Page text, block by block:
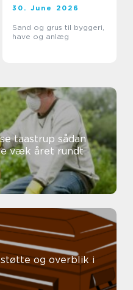
30. June 2026
Sand og grus til byggeri,
have og anlæg
sådan
væk året rundt